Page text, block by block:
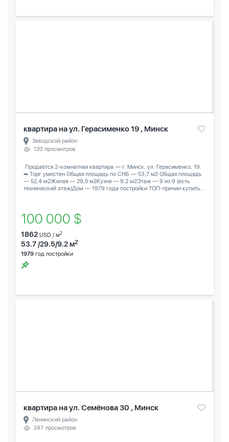
квартира на ул. Герасименко 19 , Минск
Заводской район
120 просмотров
️ Продаётся 2-комнатная квартира — г. Минск, ул. Герасименко, 19.
➡ Торг уместен Общая площадь по СНБ — 53,7 м2 Общая площадь
— 52,4 м2Жилая — 29,5 м2Кухня — 9,2 м2Этаж — 9 из 9 (есть
технический этаж)Дом — 1979 года постройки ТОП-причин купить...
100 000 $
1862 USD / м2
53.7 /29.5/9.2 м2
1979 год постройки
квартира на ул. Семёнова 30 , Минск
Ленинский район
247 просмотров